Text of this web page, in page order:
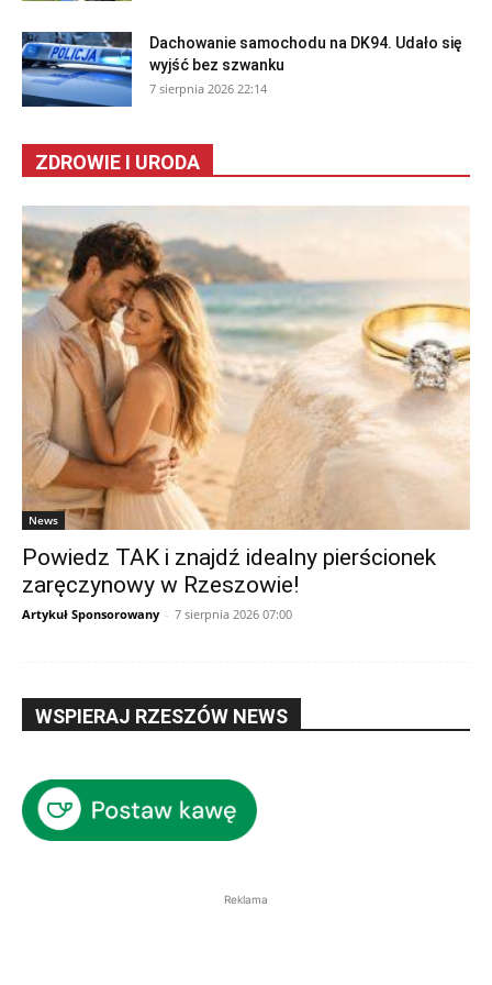
Dachowanie samochodu na DK94. Udało się
wyjść bez szwanku
7 sierpnia 2026 22:14
ZDROWIE I URODA
News
Powiedz TAK i znajdź idealny pierścionek
zaręczynowy w Rzeszowie!
Artykuł Sponsorowany - 7 sierpnia 2026 07:00
WSPIERAJ RZESZÓW NEWS
Reklama